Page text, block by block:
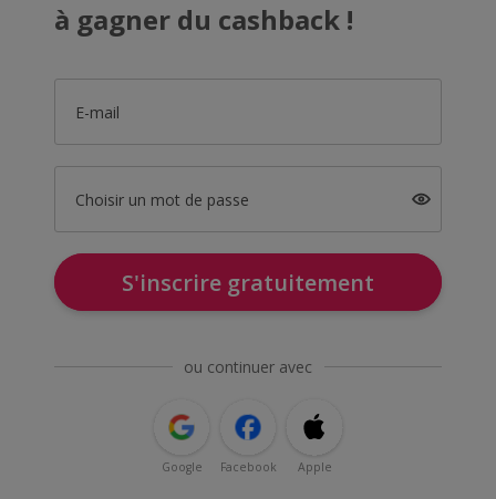
à gagner du cashback !
E-mail
Choisir un mot de passe
S'inscrire gratuitement
ou continuer avec
Google Facebook Apple